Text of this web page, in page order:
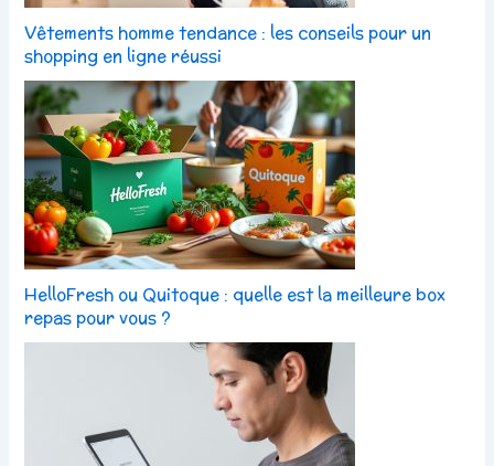
Vêtements homme tendance : les conseils pour un
shopping en ligne réussi
HelloFresh ou Quitoque : quelle est la meilleure box
repas pour vous ?